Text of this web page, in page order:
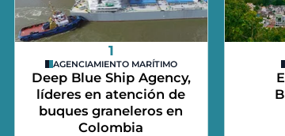
1
AGENCIAMIENTO MARÍTIMO
Deep Blue Ship Agency,
líderes en atención de
buques graneleros en
Colombia